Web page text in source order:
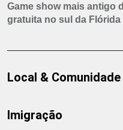
Game show mais antigo
gratuita no sul da Flórida
Local & Comunidade
Imigração